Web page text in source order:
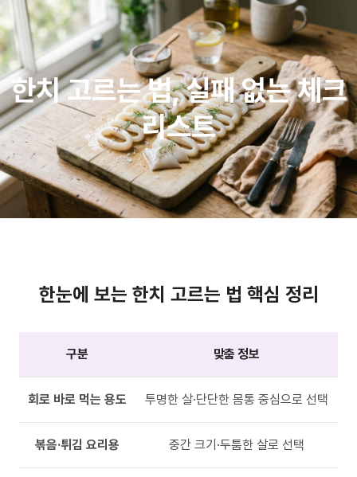
한치 고르는 법, 실패 없는 체크
리스트
한눈에 보는 한치 고르는 법 핵심 정리
구분 맞춤 정보
회로 바로 먹는 용도 투명한 살·단단한 몸통 중심으로 선택
볶음·튀김 요리용 중간 크기·두툼한 살로 선택